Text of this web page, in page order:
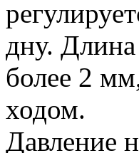
дну. Длина
более 2
ходом.
Давление